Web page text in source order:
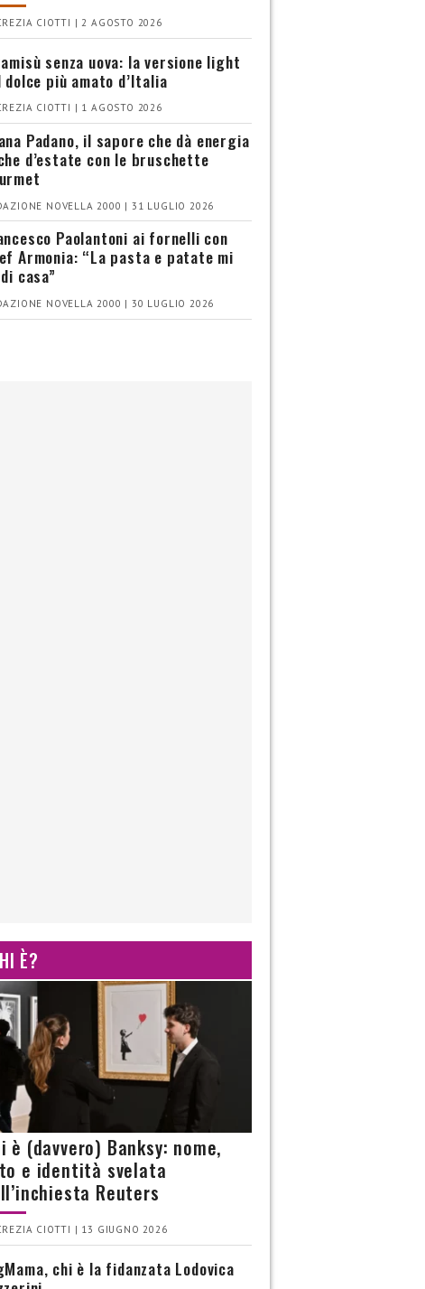
CIOTTI | 2 AGOSTO 2026
senza uova: la versione light
dolce più amato d’Italia
CIOTTI | 1 AGOSTO 2026
Padano, il sapore che dà energia
d’estate con le bruschette
NOVELLA 2000 | 31 LUGLIO 2026
Paolantoni ai fornelli con
Armonia: “La pasta e patate mi
casa”
NOVELLA 2000 | 30 LUGLIO 2026
È?
è (davvero) Banksy: nome,
e identità svelata
Reuters
CIOTTI | 13 GIUGNO 2026
chi è la fidanzata Lodovica